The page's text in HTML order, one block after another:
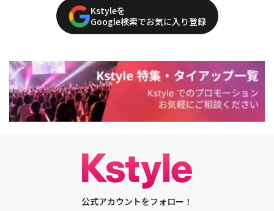
Kstyleを
Google検索でお気に入り登録
公式アカウントをフォロー！